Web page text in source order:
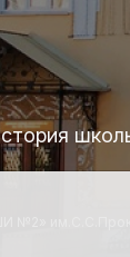
№2»